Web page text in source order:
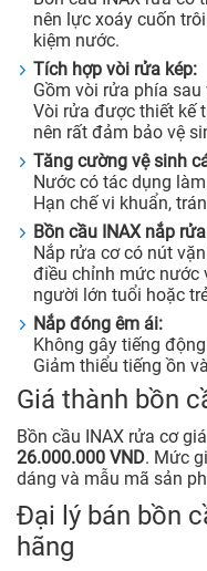
nên lực xoáy cuốn
kiệm nước.
Tích hợp vòi rửa kép:
Gồm vòi rửa phía
Vòi rửa được thiết kế
nên rất đảm bảo vệ
Tăng cường vệ sinh
Nước có tác dụng
Hạn chế vi khuẩn,
Bồn cầu INAX nắp
Nắp rửa cơ có nút
điều chỉnh mức nước
người lớn tuổi hoặc
Nắp đóng êm ái:
Không gây tiếng
Giảm thiểu tiếng ồn
Giá thành bồn
Bồn cầu INAX rửa cơ
26.000.000 VND. Mức
dáng và mẫu mã sản
Đại lý bán bồn
hãng